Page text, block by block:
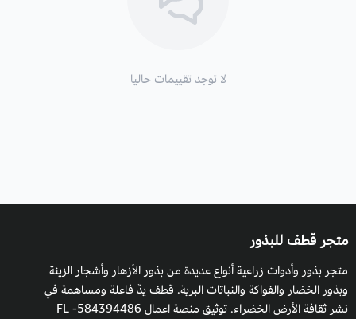
قد يساعد وبشكل كبير على تخفيف مغص الرضع
لا توجد تقييمات حاليا
متجر قطف للبذور
متجر بذور وأدوات زراعية أنواع عديدة من بذور الأزهار وأشجار الزينة
وبذور الخضار والفواكة والنباتات البرية. قطف يدٌ فاعلة ومساهمة في
نشر ثقافة الأرض الخضراء. توثيق منصة اعمال 584394486- FL